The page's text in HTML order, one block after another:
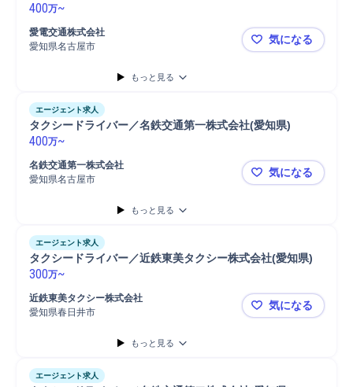
400万~
愛電交通株式会社
愛知県名古屋市
タクシード
気になる
もっと見る
エージェント求人
タクシードライバー／名鉄交通第一株式会社(愛知県)
400万~
名鉄交通第一株式会社
愛知県名古屋市
タクシード
気になる
もっと見る
エージェント求人
タクシードライバー／近鉄東美タクシー株式会社(愛知県)
300万~
近鉄東美タクシー株式会社
愛知県春日井市
タクシード
気になる
もっと見る
エージェント求人